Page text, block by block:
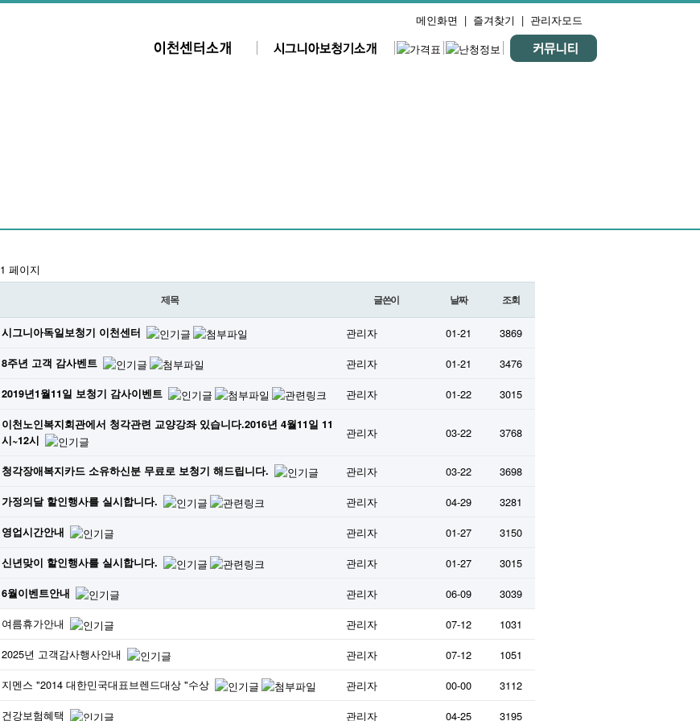
메인화면 | 즐겨찾기 | 관리자모드
1 페이지
제목 글쓴이 날짜 조회
시그니아독일보청기 이천센터 관리자 01-21 3869
8주년 고객 감사벤트 관리자 01-21 3476
2019년1월11일 보청기 감사이벤트 관리자 01-22 3015
이천노인복지회관에서 청각관련 교양강좌 있습니다.2016년 4월11일 11
시~12시
관리자 03-22 3768
청각장애복지카드 소유하신분 무료로 보청기 해드립니다. 관리자 03-22 3698
가정의달 할인행사를 실시합니다. 관리자 04-29 3281
영업시간안내 관리자 01-27 3150
신년맞이 할인행사를 실시합니다. 관리자 01-27 3015
6월이벤트안내 관리자 06-09
3039
여름휴가안내 관리자 07-12
1031
2025년 고객감사행사안내 관리자 07-12
1051
지멘스 "2014 대한민국대표브렌드대상 "수상 관리자 00-00
3112
건강보험혜택 관리자 04-25 3195